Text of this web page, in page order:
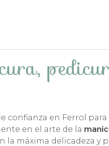
confianza en Ferrol
en el arte de la
la máxima delicadeza y